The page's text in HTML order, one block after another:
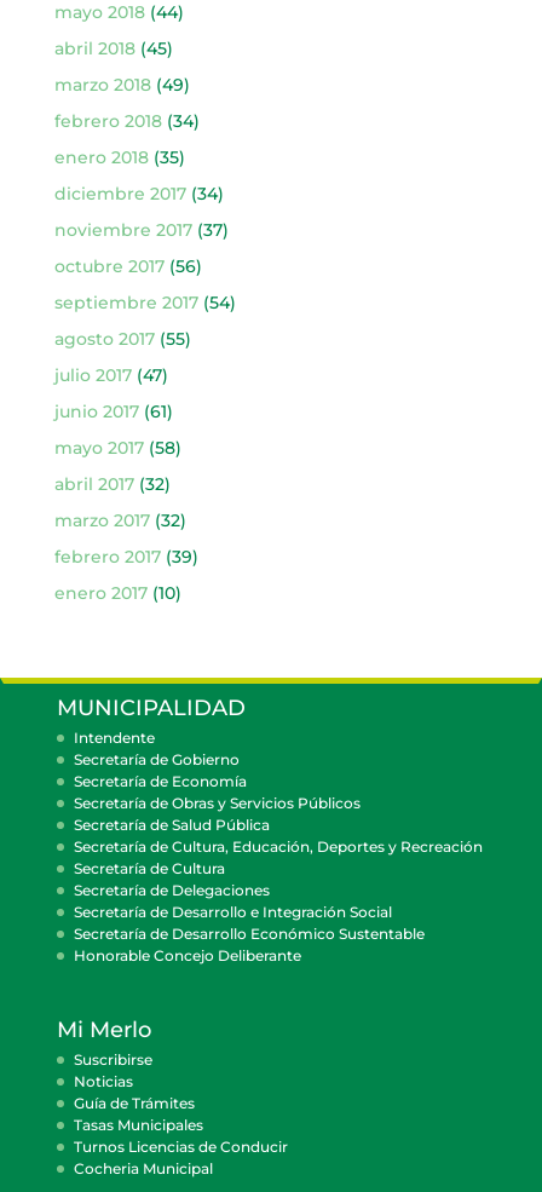
mayo 2018(44)
abril 2018(45)
marzo 2018(49)
febrero 2018(34)
enero 2018(35)
diciembre 2017(34)
noviembre 2017(37)
octubre 2017(56)
septiembre 2017(54)
agosto 2017(55)
julio 2017(47)
junio 2017(61)
mayo 2017(58)
abril 2017(32)
marzo 2017(32)
febrero 2017(39)
enero 2017(10)
MUNICIPALIDAD
Intendente
Secretaría de Gobierno
Secretaría de Economía
Secretaría de Obras y Servicios Públicos
Secretaría de Salud Pública
Secretaría de Cultura, Educación, Deportes y Recreación
Secretaría de Cultura
Secretaría de Delegaciones
Secretaría de Desarrollo e Integración Social
Secretaría de Desarrollo Económico Sustentable
Honorable Concejo Deliberante
Mi Merlo
Suscribirse
Noticias
Guía de Trámites
Tasas Municipales
Turnos Licencias de Conducir
Cocheria Municipal